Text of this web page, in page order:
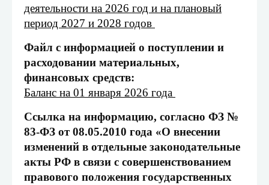
деятельности на 2026 год и на плановый
период 2027 и 2028 годов
Файл с информацией о поступлении и
расходовании материальных,
финансовых средств:
Баланс на 01 января 2026 года
Ссылка на информацию, согласно ФЗ №
83-ФЗ от 08.05.2010 года «О внесении
изменений в отдельные законодательные
акты РФ в связи с совершенствованием
правового положения государственных